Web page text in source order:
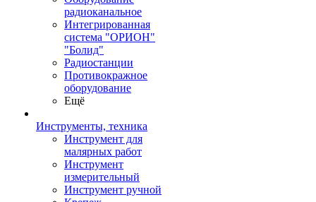
радиоканальное
Интегрированная
система "ОРИОН"
"Болид"
Радиостанции
Противокражное
оборудование
Ещё
Инструменты, техника
Инструмент для
малярных работ
Инструмент
измерительный
Инструмент ручной